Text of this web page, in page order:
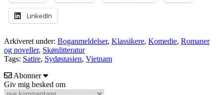
LinkedIn
Arkiveret under: Boganmeldelser, Klassikere, Komedie, Romaner
og noveller, Skønlitteratur
Tags: Satire, Sydøstasien, Vietnam
Abonner
Giv mig besked om